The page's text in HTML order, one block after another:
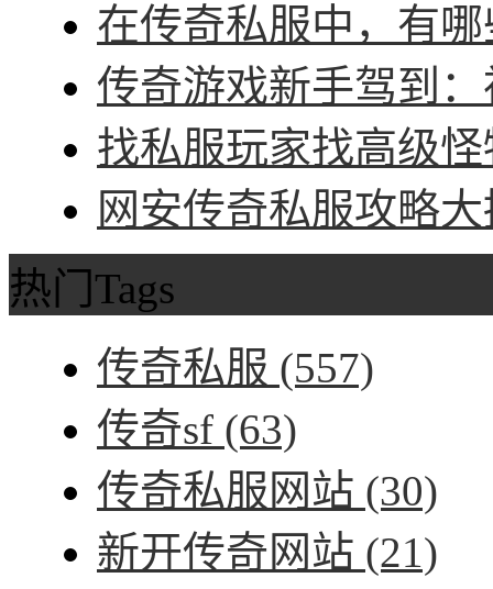
在传奇私服中，有
传奇游戏新手驾到
找私服玩家找高级
网安传奇私服攻略
热门Tags
传奇私服 (557)
传奇sf (63)
传奇私服网站 (30)
新开传奇网站 (21)